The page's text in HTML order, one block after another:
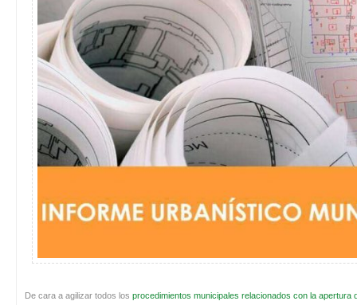
De cara a agilizar todos los procedimientos municipales relacionados con la apertura